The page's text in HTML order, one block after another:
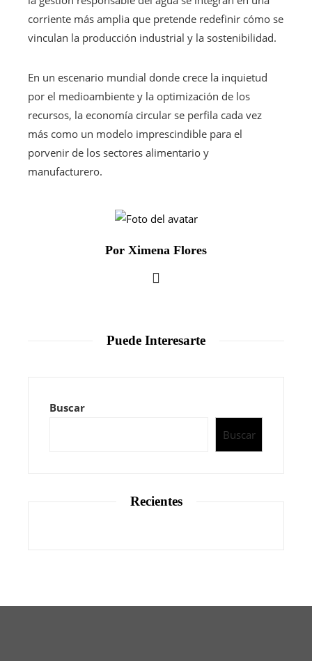
corriente más amplia que pretende redefinir cómo se
vinculan la producción industrial y la sostenibilidad.
En un escenario mundial donde crece la inquietud
por el medioambiente y la optimización de los
recursos, la economía circular se perfila cada vez
más como un modelo imprescindible para el
porvenir de los sectores alimentario y
manufacturero.
Por Ximena Flores
Puede Interesarte
Buscar
Buscar
Recientes